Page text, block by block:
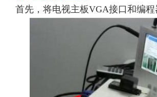
首先，将电视主板VGA接口和编